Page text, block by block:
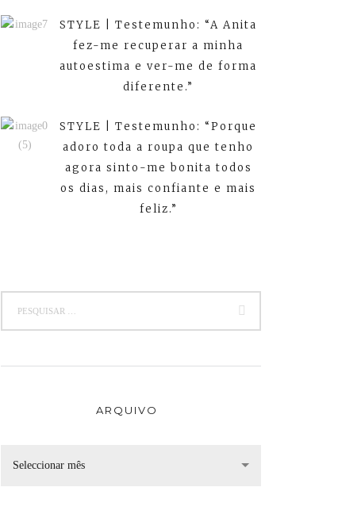
STYLE | Testemunho: “A Anita
fez-me recuperar a minha
autoestima e ver-me de forma
diferente.”
STYLE | Testemunho: “Porque
adoro toda a roupa que tenho
agora sinto-me bonita todos
os dias, mais confiante e mais
feliz.”
ARQUIVO
Seleccionar mês